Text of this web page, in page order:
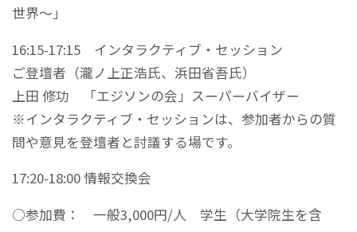
世界～」
16:15-17:15 インタラクティブ・セッション
ご登壇者（瀧ノ上正浩氏、浜田省吾氏）
上田 修功 「エジソンの会」スーパーバイザー
※インタラクティブ・セッションは、参加者からの質
問や意見を登壇者と討議する場です。
17:20-18:00 情報交換会
○参加費： 一般3,000円/人 学生（大学院生を含